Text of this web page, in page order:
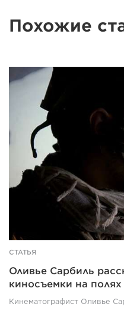
Похожие
СТАТЬЯ
Оливье Сарбиль
киносъемки на
Кинематографист Оливье